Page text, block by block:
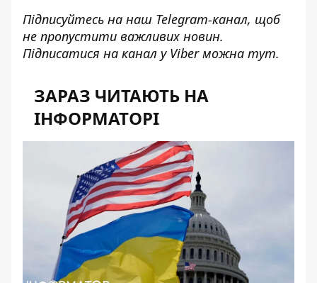
Підписуйтесь на наш Telegram-канал, щоб
не пропустити важливих новин.
Підписатися на канал у Viber можна тут.
ЗАРАЗ ЧИТАЮТЬ НА
ІНФОРМАТОРІ